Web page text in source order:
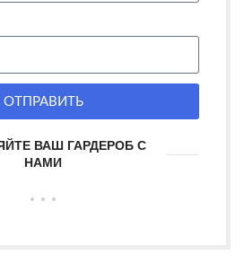
ОТПРАВИТЬ
ВАШ ГАРДЕРОБ С
НАМИ